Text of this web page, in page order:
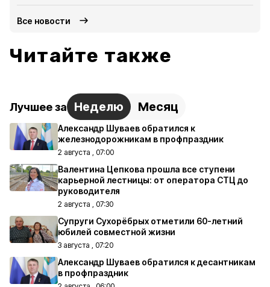
Все новости
Читайте также
Лучшее за Неделю Месяц
Александр Шуваев обратился к
железнодорожникам в профпраздник
2 августа , 07:00
Валентина Цепкова прошла все ступени
карьерной лестницы: от оператора СТЦ до
руководителя
2 августа , 07:30
Супруги Сухорёбрых отметили 60-летний
юбилей совместной жизни
3 августа , 07:20
Александр Шуваев обратился к десантникам
в профпраздник